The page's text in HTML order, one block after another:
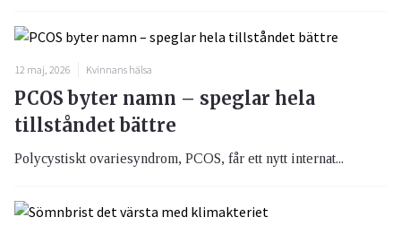
12 maj, 2026 Kvinnans hälsa
PCOS byter namn – speglar hela
tillståndet bättre
Polycystiskt ovariesyndrom, PCOS, får ett nytt internat...